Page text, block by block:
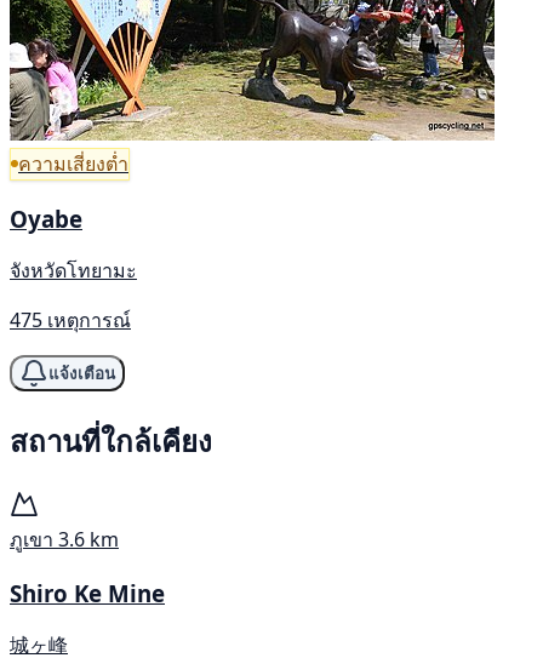
ความเสี่ยงต่ำ
Oyabe
จังหวัดโทยามะ
475 เหตุการณ์
แจ้งเตือน
สถานที่ใกล้เคียง
ภูเขา 3.6 km
Shiro Ke Mine
城ヶ峰